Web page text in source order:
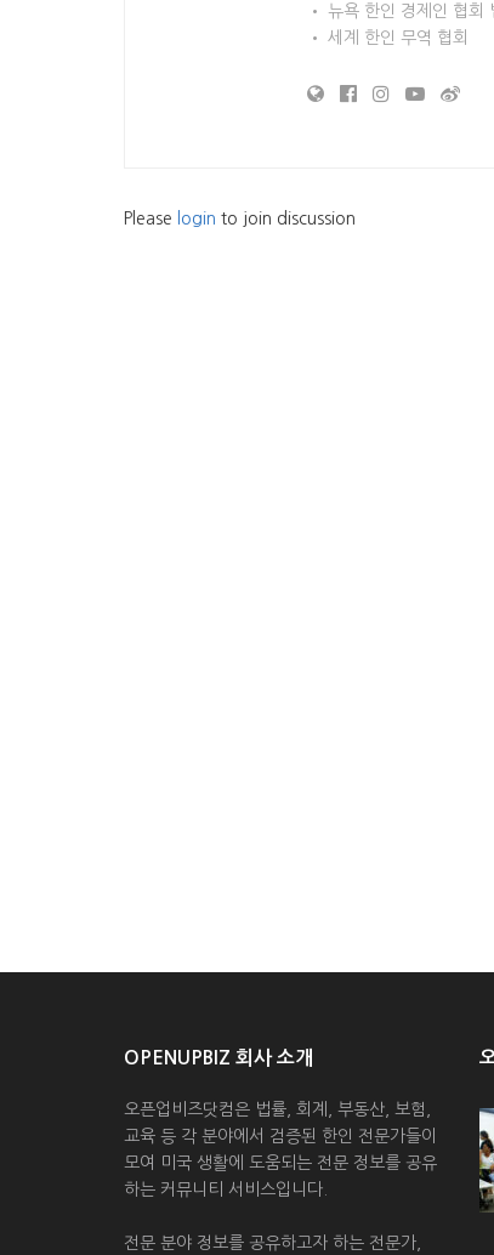
• 뉴욕 한인 경제인 협회
• 세계 한인 무역 협회
Please login to join discussion
OPENUPBIZ 회사 소개
오픈업비즈닷컴은 법률, 회계, 부동산, 보험,
교육 등 각 분야에서 검증된 한인 전문가들이
모여 미국 생활에 도움되는 전문 정보를 공유
하는 커뮤니티 서비스입니다.
전문 분야 정보를 공유하고자 하는 전문가,